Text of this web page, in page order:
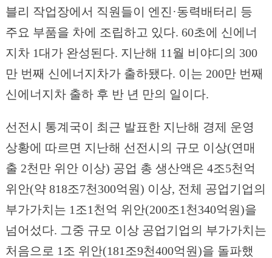
블리 작업장에서 직원들이 엔진·동력배터리 등
주요 부품을 차에 조립하고 있다. 60초에 신에너
지차 1대가 완성된다. 지난해 11월 비야디의 300
만 번째 신에너지차가 출하됐다. 이는 200만 번째
신에너지차 출하 후 반 년 만의 일이다.
선전시 통계국이 최근 발표한 지난해 경제 운영
상황에 따르면 지난해 선전시의 규모 이상(연매
출 2천만 위안 이상) 공업 총 생산액은 4조5천억
위안(약 818조7천300억원) 이상, 전체 공업기업의
부가가치는 1조1천억 위안(200조1천340억원)을
넘어섰다. 그중 규모 이상 공업기업의 부가가치는
처음으로 1조 위안(181조9천400억원)을 돌파했